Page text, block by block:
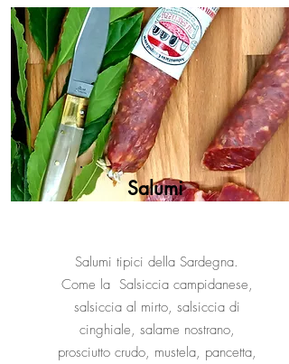
Salumi
Salumi tipici della Sardegna.
Come la Salsiccia campidanese,
salsiccia al mirto, salsiccia di
cinghiale, salame nostrano,
prosciutto crudo, mustela, pancetta,